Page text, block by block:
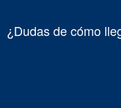
¿Dudas de cómo